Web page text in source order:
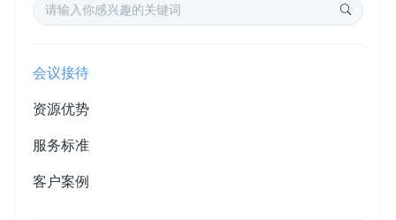
会议接待
资源优势
服务标准
客户案例